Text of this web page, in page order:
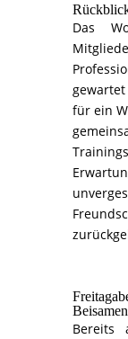
Das
für ein
Bereits